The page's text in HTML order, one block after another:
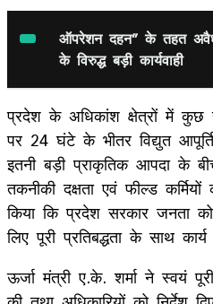
ऑपरेशन दहन” के तहत
के विरुद्ध बड़ी कार्यवाही
प्रदेश के अधिकांश क्षेत्रों में कुछ
पर 24 घंटे के भीतर विद्युत
इतनी बड़ी प्राकृतिक आपदा के
तकनीकी दक्षता एवं फील्ड
किया कि प्रदेश सरकार जनता
लिए पूरी प्रतिबद्धता के साथ
ऊर्जा मंत्री ए.के. शर्मा ने स्वयं